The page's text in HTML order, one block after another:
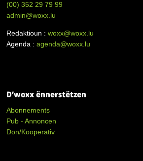
(00)352 29 79 99
admin@woxx.lu
Redaktioun :woxx@woxx.lu
Agenda :agenda@woxx.lu
D’woxx ënnerstëtzen
Abonnements
Pub - Annoncen
Don/Kooperativ